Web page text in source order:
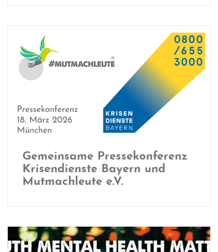
Gemeinsame Pressekonferenz
Krisendienste Bayern und
Mutmachleute e.V.